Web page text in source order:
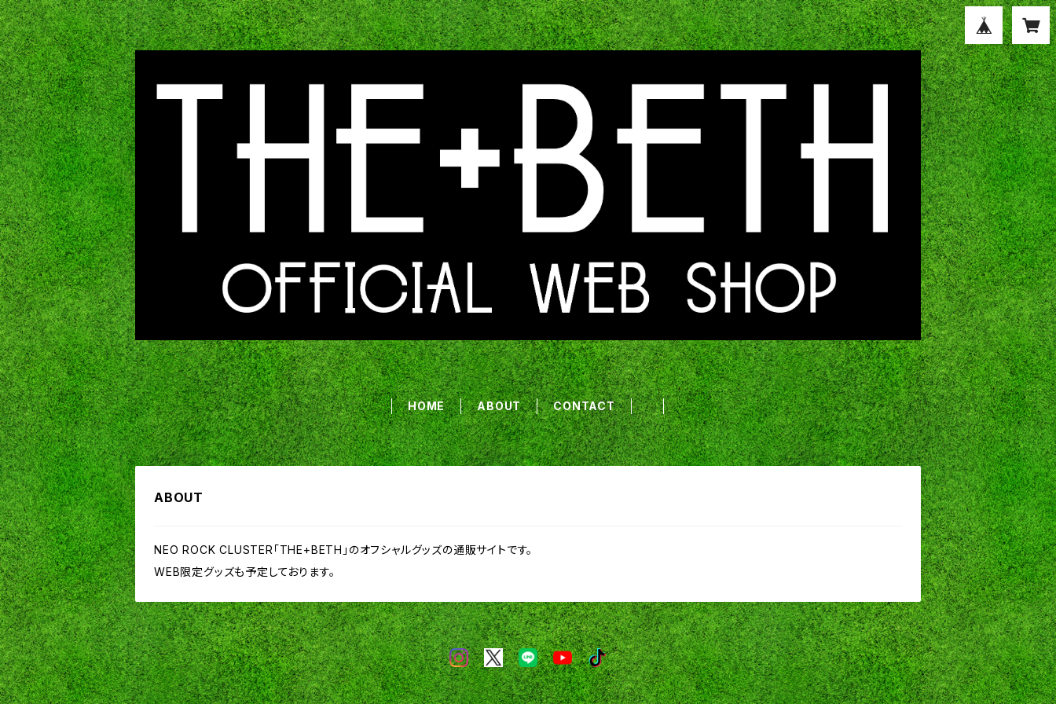
HOME ABOUT CONTACT
ABOUT
NEO ROCK CLUSTER「THE+BETH」のオフシャルグッズの通販サイトです。
WEB限定グッズも予定しております。